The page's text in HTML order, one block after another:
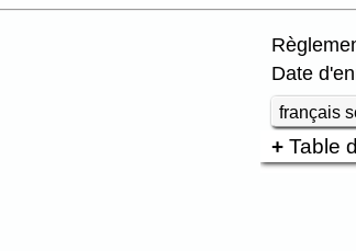
Date
français
Table